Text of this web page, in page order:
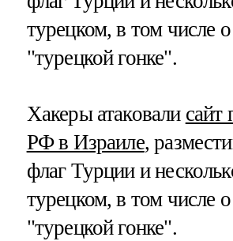
турецком, в том числе
"турецкой гонке".
Хакеры атаковали сайт
РФ в Израиле,
флаг Турции и
турецком, в том числе
"турецкой гонке".